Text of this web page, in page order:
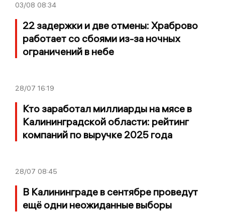
03/08 08:34
22 задержки и две отмены: Храброво
работает со сбоями из-за ночных
ограничений в небе
28/07 16:19
Кто заработал миллиарды на мясе в
Калининградской области: рейтинг
компаний по выручке 2025 года
28/07 08:45
В Калининграде в сентябре проведут
ещё одни неожиданные выборы